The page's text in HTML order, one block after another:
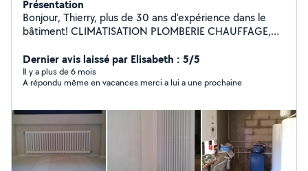
Présentation
Bonjour, Thierry, plus de 30 ans d'expérience dans le
bâtiment! CLIMATISATION PLOMBERIE CHAUFFAGE,
Dernier avis laissé par Elisabeth : 5/5
Il y a plus de 6 mois
A répondu même en vacances merci a lui a une prochaine